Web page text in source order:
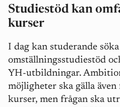
Studiestöd kan
kurser
I dag kan studerande
omställningsstudiestöd
YH‑utbildningar.
möjligheter ska gälla
kurser, men frågan ska